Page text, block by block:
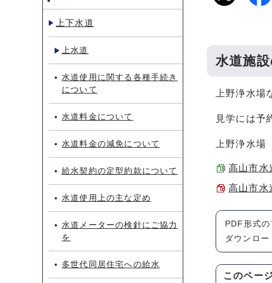
水道施
上野浄水場
見学には予
上野浄水
高山市水
高山市水
PDF形式
ダウンロ
このペー
上下水道
上水道
水道使用に関する各種手続き
について
水道料金について
水道料金の減免について
給水契約の定型約款について
水道使用上の主な定め
水道メーターの検針にご協力
を
多世代同居住宅への給水